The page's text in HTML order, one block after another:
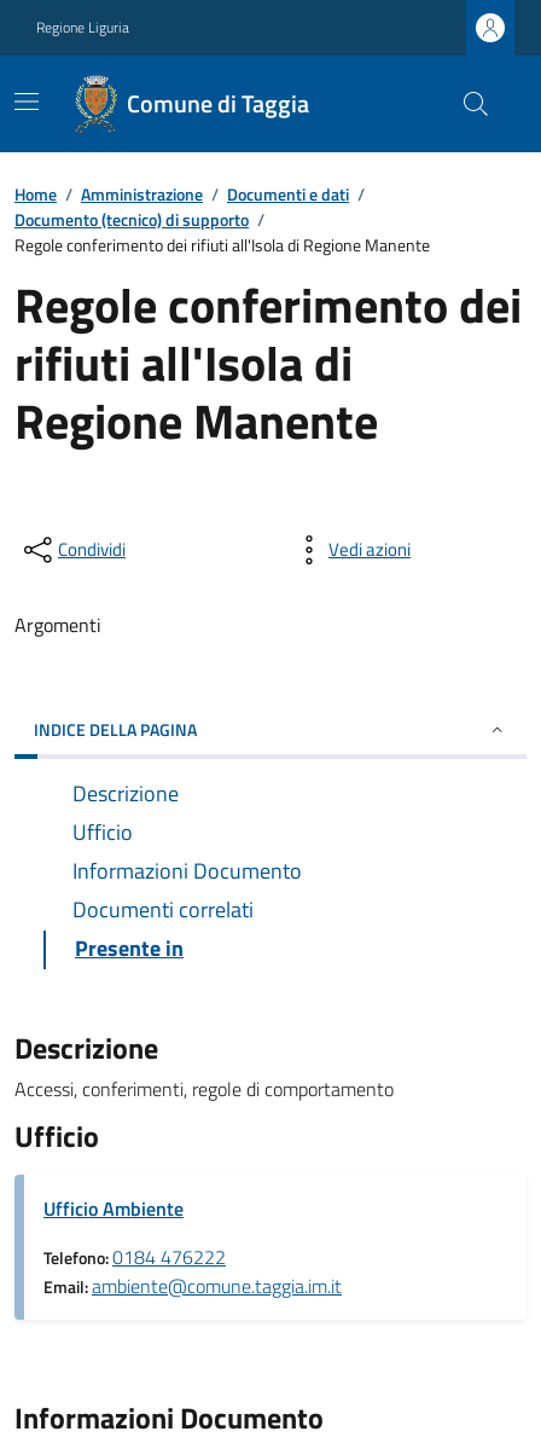
Regione Liguria
Comune di Taggia
Home / Amministrazione / Documenti e dati /
Documento (tecnico) di supporto /
Regole conferimento dei rifiuti all'Isola di Regione Manente
Regole conferimento dei
rifiuti all'Isola di
Regione Manente
Condividi Vedi azioni
Argomenti
INDICE DELLA PAGINA
Descrizione
Ufficio
Informazioni Documento
Documenti correlati
Presente in
Descrizione
Accessi, conferimenti, regole di comportamento
Ufficio
Ufficio Ambiente
Telefono:0184 476222
Email:ambiente@comune.taggia.im.it
Informazioni Documento